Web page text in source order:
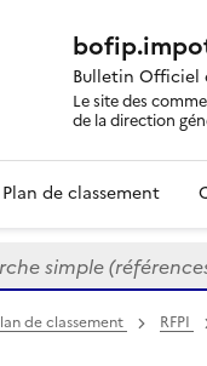
Bulletin Officiel
Le site des
de la direction
Plan de classement
simple
de classement RFPI